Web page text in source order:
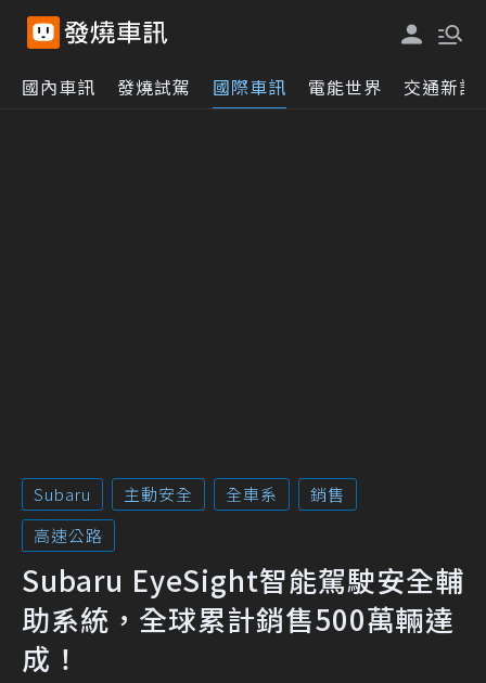
國內車訊 發燒試駕 國際車訊 電能世界 交通新訊
Subaru 主動安全 全車系
銷售
高速公路
Subaru EyeSight智能駕駛安全輔
助系統，全球累計銷售500萬輛達
成！